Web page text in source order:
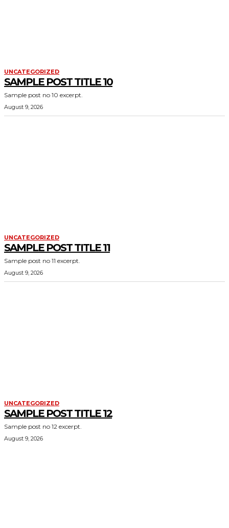
UNCATEGORIZED
SAMPLE POST TITLE 10
Sample post no 10 excerpt.
August 9, 2026
UNCATEGORIZED
SAMPLE POST TITLE 11
Sample post no 11 excerpt.
August 9, 2026
UNCATEGORIZED
SAMPLE POST TITLE 12
Sample post no 12 excerpt.
August 9, 2026